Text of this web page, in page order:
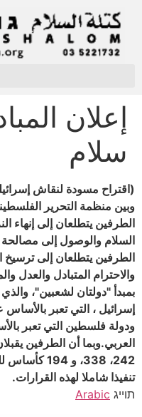
إعلان
سلام
(اقتراح مسودة لنقاش
وبين منظمة التحرير
الطرفين يتطلعان إلى إنهاء
السلام والوصول إلى مصالحة
الطرفين يتطلعان إلى ترسيخ
والاحترام المتبادل والعدل
بمبدأ "دولتان لشعبين"،
إسرائيل ، التي تعبر
ودولة فلسطين التي تعبر
العربي.وبما أن الطرفين
242، 338، و
تنفيذا شاملا لهذه القرارات.
תוייג Arabic